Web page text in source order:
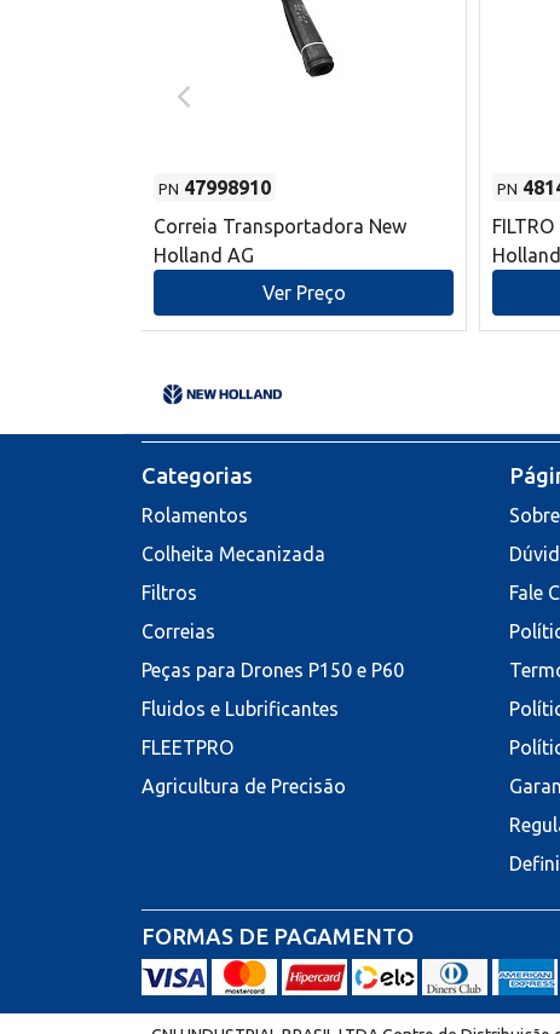
PN 47998910
Correia Transportadora New
Holland AG
Ver Preço
PN
Categorias
Rolamentos
Colheita Mecanizada
Filtros
Correias
Peças para Drones P150 e P60
Fluidos e Lubrificantes
FLEETPRO
Agricultura de Precisão
Fale
FORMAS DE PAGAMENTO